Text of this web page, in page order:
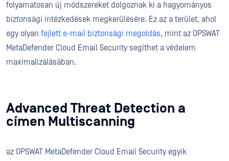
folyamatosan új módszereket dolgoznak ki a hagyományos
biztonsági intézkedések megkerülésére. Ez az a terület, ahol
egy olyan fejlett e-mail biztonsági megoldás, mint az OPSWAT
MetaDefender Cloud Email Security segíthet a védelem
maximalizálásában.
Advanced Threat Detection a
címen Multiscanning
az OPSWAT MetaDefender Cloud Email Security egyik